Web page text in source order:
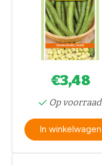
€3,48
Op voorraad
In winkelwagen